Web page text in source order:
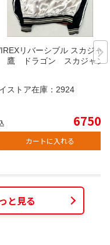
リバーシブル スカジャ
鷹 ドラゴン スカジャン
ストア在庫： 2924
6750
カートに入れる
と見る